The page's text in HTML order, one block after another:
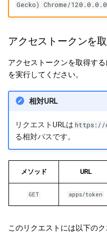
Gecko) Chrome/
アクセストークンを
アクセストークンを取得す
を実行してください。
相対URL
リクエストURLは https://
る相対パスです。
メソッド URL
GET apps/token
このリクエストには以下の